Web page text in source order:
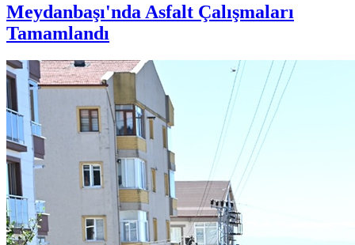
Meydanbaşı'nda Asfalt Çalışmaları
Tamamlandı